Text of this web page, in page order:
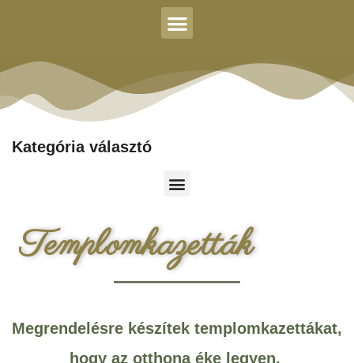
Kategória választó
Templomkazetták
Megrendelésre készítek templomkazettákat,
hogy az otthona éke legyen.